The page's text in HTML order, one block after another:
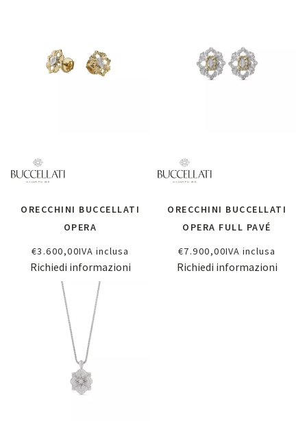
ORECCHINI BUCCELLATI
OPERA
€3.600,00IVA inclusa
Richiedi informazioni
ORECCHINI BUCCELLATI
OPERA FULL PAVÉ
€7.900,00IVA inclusa
Richiedi informazioni